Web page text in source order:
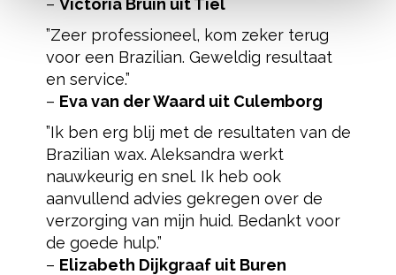
– Victoria Bruin uit Tiel
”Zeer professioneel, kom zeker terug
voor een Brazilian. Geweldig resultaat
en service.”
– Eva van der Waard uit Culemborg
”Ik ben erg blij met de resultaten van de
Brazilian wax. Aleksandra werkt
nauwkeurig en snel. Ik heb ook
aanvullend advies gekregen over de
verzorging van mijn huid. Bedankt voor
de goede hulp.”
– Elizabeth Dijkgraaf uit Buren